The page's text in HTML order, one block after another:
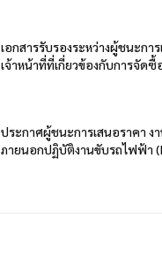
เอกสารรับรองระหว่างผู้ชนะกา
เจ้าหน้าที่ที่เกี่ยวข้องกับการจัดซื้
ประกาศผู้ชนะการเสนอราคา ง
ภายนอกปฏิบัติงานขับรถไฟฟ้า